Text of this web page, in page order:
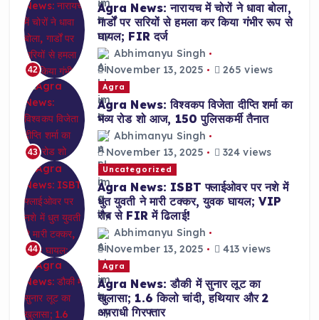
42
Agra News: नारायच में चोरों ने धावा बोला,
गार्डों पर सरियों से हमला कर किया गंभीर रूप से
घायल; FIR दर्ज
Abhimanyu Singh
November 13, 2025
265 views
43
Agra
Agra News: विश्वकप विजेता दीप्ति शर्मा का
भव्य रोड शो आज, 150 पुलिसकर्मी तैनात
Abhimanyu Singh
November 13, 2025
324 views
44
Uncategorized
Agra News: ISBT फ्लाईओवर पर नशे में
धुत युवती ने मारी टक्कर, युवक घायल; VIP
रौब से FIR में ढिलाई!
Abhimanyu Singh
November 13, 2025
413 views
Agra
Agra News: डौकी में सुनार लूट का
खुलासा; 1.6 किलो चांदी, हथियार और 2
अपराधी गिरफ्तार